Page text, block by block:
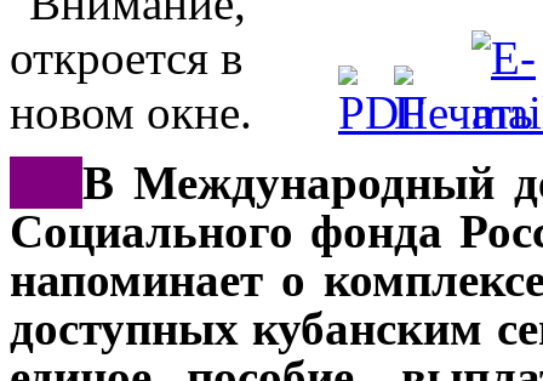
В Международный
Социального фонда
напоминает о
доступных кубанским